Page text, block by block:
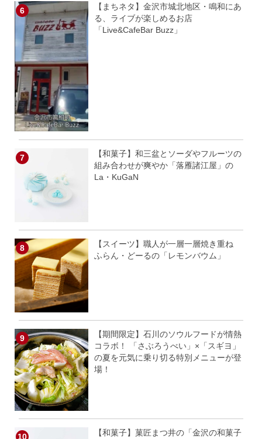
【まちネタ】金沢市城北地区・鳴和にあ
る、ライブが楽しめるお店
「Live&CafeBar Buzz」
【和菓子】和三盆とソーダやフルーツの
組み合わせが爽やか「落雁諸江屋」の
La・KuGaN
【スイーツ】職人が一層一層焼き重ね
ふらん・どーるの「レモンバウム」
【期間限定】石川のソウルフードが情熱
コラボ！ 「さぶろうべい」×「スギヨ」
の夏を元気に乗り切る特別メニューが登
場！
【和菓子】菓匠まつ井の「金沢の和菓子